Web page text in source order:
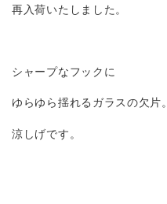
再入荷いたしました。
シャープなフックに
ゆらゆら揺れるガラスの欠片。
涼しげです。